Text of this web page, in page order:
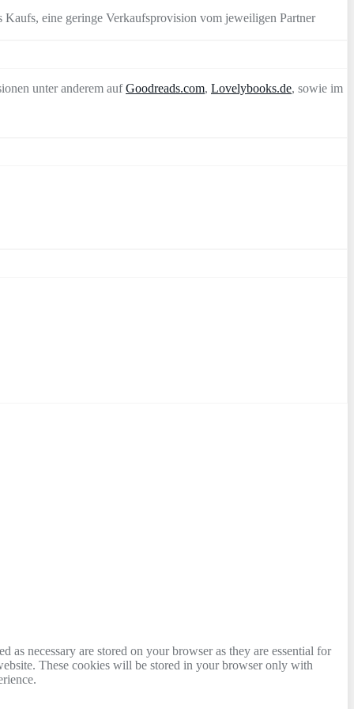
eine geringe Verkaufsprovision vom jeweiligen Partner
unter anderem aufGoodreads.com, Lovelybooks.de, sowie im
necessary are stored on your browser as they are essential for
These cookies will be stored in your browser only with